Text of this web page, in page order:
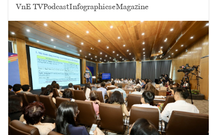
VnE TVPodcastInfographicseMagazine